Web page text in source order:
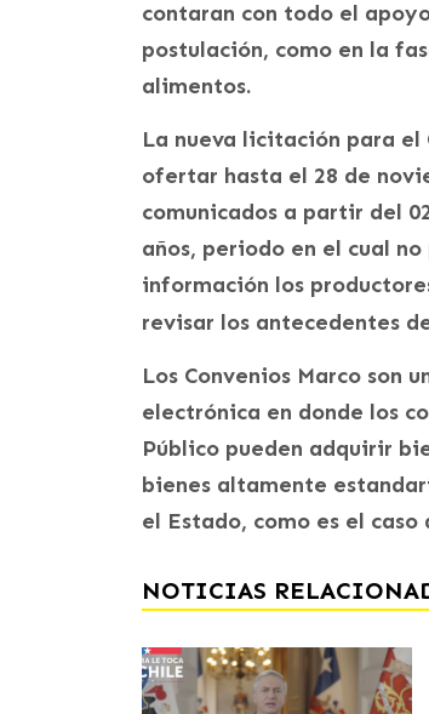
contaran con todo el
postulación, como en la
alimentos.
La nueva licitación para
ofertar hasta el 28 de
comunicados a partir del
años, periodo en el cual
información los
revisar los antecedentes
Los Convenios Marco son
electrónica en donde los
Público pueden adquirir
bienes altamente
el Estado, como es el caso
NOTICIAS